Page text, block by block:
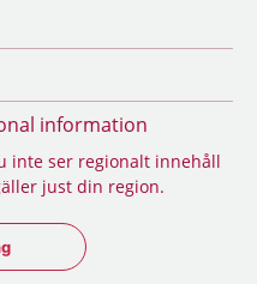
information
inte ser regionalt innehåll
just din region.
regionsväljaren